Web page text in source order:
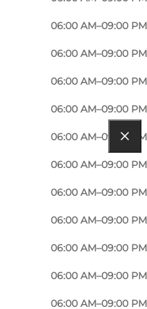
06:00 AM–09:00 PM
06:00 AM–09:00 PM
06:00 AM–09:00 PM
06:00 AM–09:00 PM
06:00 AM–09:00 PM
06:00 AM–09:00 PM
06:00 AM–09:00 PM
06:00 AM–09:00 PM
06:00 AM–09:00 PM
06:00 AM–09:00 PM
06:00 AM–09:00 PM